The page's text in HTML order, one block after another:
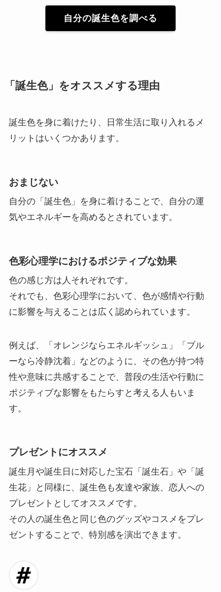
自分の誕生色を調べる
「誕生色」をオススメする理由
誕生色を身に着けたり、日常生活に取り入れるメ
リットはいくつかあります。
おまじない
自分の「誕生色」を身に着けることで、自分の運
気やエネルギーを高めるとされています。
色彩心理学におけるポジティブな効果
色の感じ方は人それぞれです。
それでも、色彩心理学において、色が感情や行動
に影響を与えることは広く認められています。
例えば、「オレンジならエネルギッシュ」「ブル
ーなら冷静沈着」などのように、その色が持つ特
性や意味に共感することで、普段の生活や行動に
ポジティブな影響をもたらすと考える人もいま
す。
プレゼントにオススメ
誕生月や誕生日に対応した宝石「誕生石」や「誕
生花」と同様に、誕生色も友達や家族、恋人への
プレゼントとしてオススメです。
その人の誕生色と同じ色のグッズやコスメをプレ
ゼントすることで、特別感を演出できます。